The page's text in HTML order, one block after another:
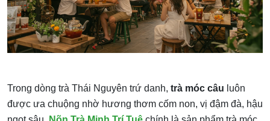
Trong dòng trà Thái Nguyên trứ danh, trà móc câu luôn
được ưa chuộng nhờ hương thơm cốm non, vị đậm đà, hậu